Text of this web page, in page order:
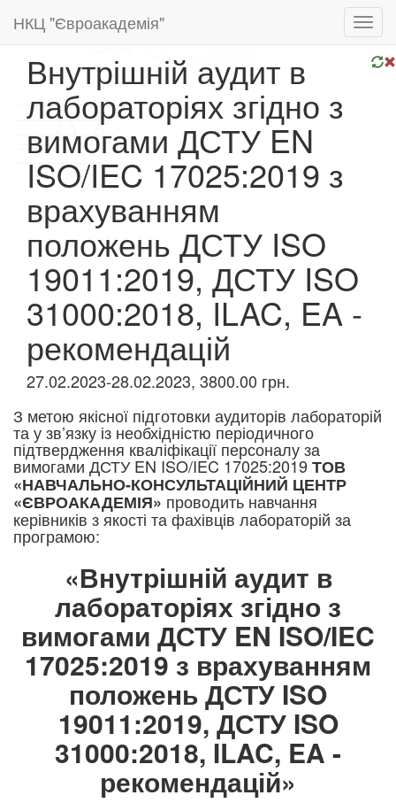
НКЦ "Євроакадемія"
Внутрішній аудит в
лабораторіях згідно з
вимогами ДСТУ EN
ISO/IEC 17025:2019 з
врахуванням
положень ДСТУ ISO
19011:2019, ДСТУ ISO
31000:2018, ILAC, EA -
рекомендацій
27.02.2023-28.02.2023, 3800.00 грн.
З метою якісної підготовки аудиторів лабораторій
та у зв’язку із необхідністю періодичного
підтвердження кваліфікації персоналу за
вимогами ДСТУ EN ISO/IEC 17025:2019 ТОВ
«НАВЧАЛЬНО-КОНСУЛЬТАЦІЙНИЙ ЦЕНТР
«ЄВРОАКАДЕМІЯ» проводить навчання
керівників з якості та фахівців лабораторій за
програмою:​
«Внутрішній аудит в
лабораторіях згідно з
вимогами ДСТУ EN ISO/IEC
17025:2019 з врахуванням
положень ДСТУ ISO
19011:2019, ДСТУ ISO
31000:2018, ILAC, EA -
рекомендацій»